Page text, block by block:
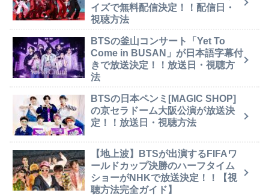
イズで無料配信決定！！配信日・
視聴方法
BTSの釜山コンサート「Yet To
Come in BUSAN」が日本語字幕付
きで放送決定！！放送日・視聴方
法
BTSの日本ペンミ[MAGIC SHOP]
の京セラドーム大阪公演が放送決
定！！放送日・視聴方法
【地上波】BTSが出演するFIFAワ
ールドカップ決勝のハーフタイム
ショーがNHKで放送決定！！【視
聴方法完全ガイド】